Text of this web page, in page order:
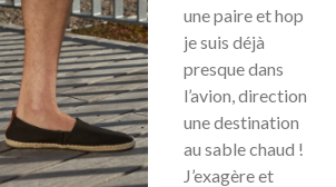
une paire et hop
je suis déjà
presque dans
l’avion, direction
une destination
au sable chaud !
J’exagère et